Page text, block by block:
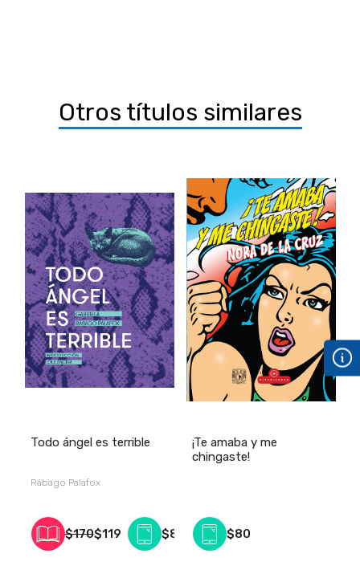
Otros títulos similares
Todo ángel es terrible
Rábago Palafox
$170$119 $80
¡Te amaba y me
chingaste!
$80
‹ ›